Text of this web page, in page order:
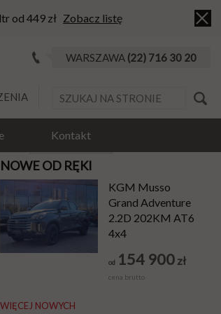
od 449 zł Zobacz listę
WARSZAWA (22) 716 30 20
Kontakt
NOWE OD RĘKI
KGM Musso
Grand Adventure
2.2D 202KM AT6
4x4
od 154 900 zł
cena brutto
WIĘCEJ NOWYCH